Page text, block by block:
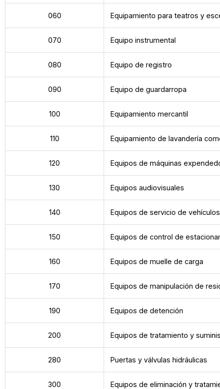
060 Equipamiento para teatros y
070 Equipo instrumental
080 Equipo de registro
090 Equipo de guardarropa
100 Equipamiento mercantil
110 Equipamiento de lavandería
120 Equipos de máquinas
130 Equipos audiovisuales
140 Equipos de servicio de vehículos
150 Equipos de control de
160 Equipos de muelle de carga
170 Equipos de manipulación de
190 Equipos de detención
200 Equipos de tratamiento y
280 Puertas y válvulas hidráulicas
300 Equipos de eliminación y